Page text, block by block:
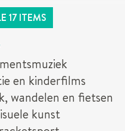
17 ITEMS
en kinderfilms
wandelen en fietsen
kunst